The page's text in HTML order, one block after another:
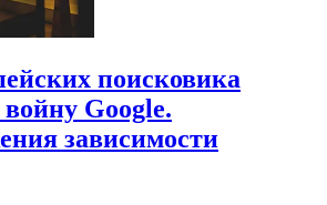
поисковика
Google.
зависимости